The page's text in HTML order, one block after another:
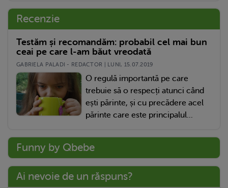
Recenzie
Testăm și recomandăm: probabil cel mai bun
ceai pe care l-am băut vreodată
GABRIELA PALADI - REDACTOR | LUNI, 15.07.2019
O regulă importantă pe care
trebuie să o respecți atunci când
ești părinte, și cu precădere acel
părinte care este principalul...
Funny by Qbebe
Ai nevoie de un răspuns?